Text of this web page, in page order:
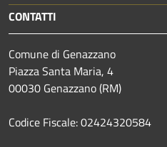
CONTATTI
Comune di Genazzano
Piazza Santa Maria, 4
00030 Genazzano (RM)
Codice Fiscale: 02424320584